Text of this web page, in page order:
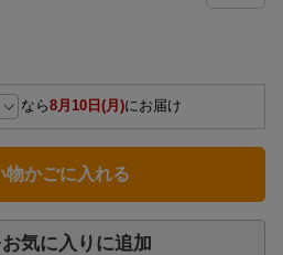
なら8月10日(月)にお届け
物かごに入れる
気に入りに追加